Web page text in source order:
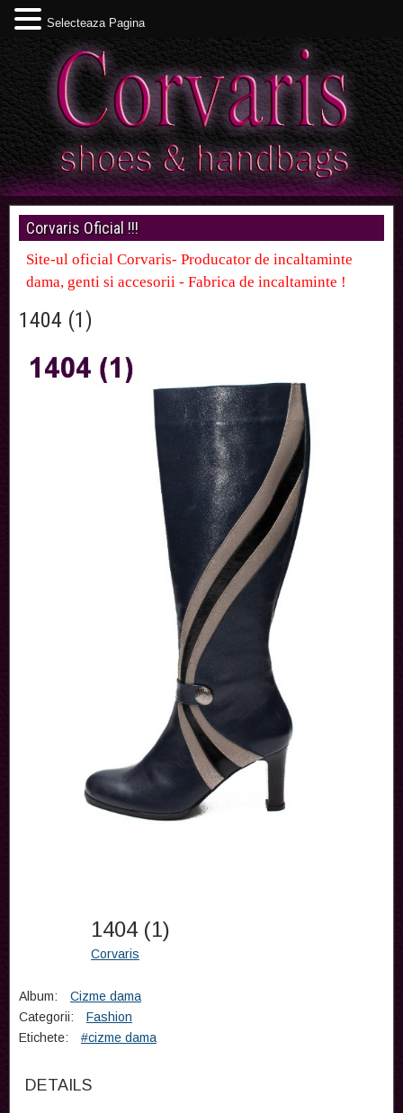
Corvaris Oficial !!!
Site-ul oficial Corvaris- Producator de incaltaminte
dama, genti si accesorii - Fabrica de incaltaminte !
1404 (1)
1404 (1)
Corvaris
Album:
Cizme dama
Categorii:
Fashion
Etichete:
#cizme dama
DETAILS
Selecteaza Pagina